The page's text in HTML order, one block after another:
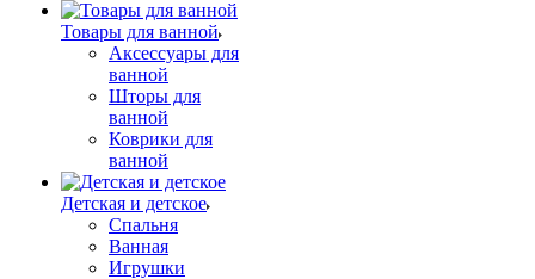
Товары для ванной
Аксессуары для
ванной
Шторы для
ванной
Коврики для
ванной
Детская и детское
Спальня
Ванная
Игрушки